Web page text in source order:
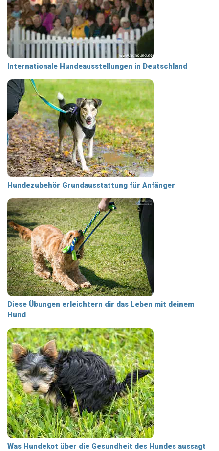
Internationale Hundeausstellungen in Deutschland
Hundezubehör Grundausstattung für Anfänger
Diese Übungen erleichtern dir das Leben mit deinem
Hund
Was Hundekot über die Gesundheit des Hundes aussagt